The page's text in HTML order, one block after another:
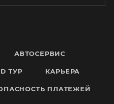
АВТОСЕРВИС
ТУР КАРЬЕРА
ПЛАТЕЖЕЙ